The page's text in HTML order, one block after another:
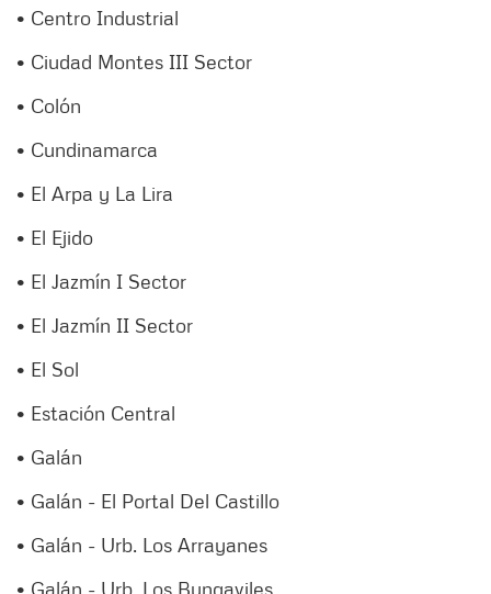
• Centro Industrial
• Ciudad Montes III Sector
• Colón
• Cundinamarca
• El Arpa y La Lira
• El Ejido
• El Jazmín I Sector
• El Jazmín II Sector
• El Sol
• Estación Central
• Galán
• Galán - El Portal Del Castillo
• Galán - Urb. Los Arrayanes
• Galán - Urb. Los Bungaviles